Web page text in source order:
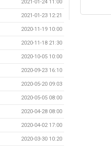
2021-01-24 11:00
2021-01-23 12:21
2020-11-19 10:00
2020-11-18 21:30
2020-10-05 10:00
2020-09-23 16:10
2020-05-20 09:03
2020-05-05 08:00
2020-04-28 08:00
2020-04-02 17:00
2020-03-30 10:20